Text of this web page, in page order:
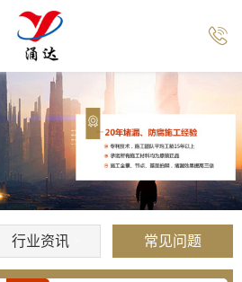
行业资讯 常见问题
